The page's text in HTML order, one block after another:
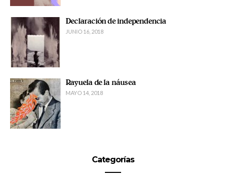
Declaración de independencia
JUNIO 16, 2018
Rayuela de la náusea
MAYO 14, 2018
Categorías